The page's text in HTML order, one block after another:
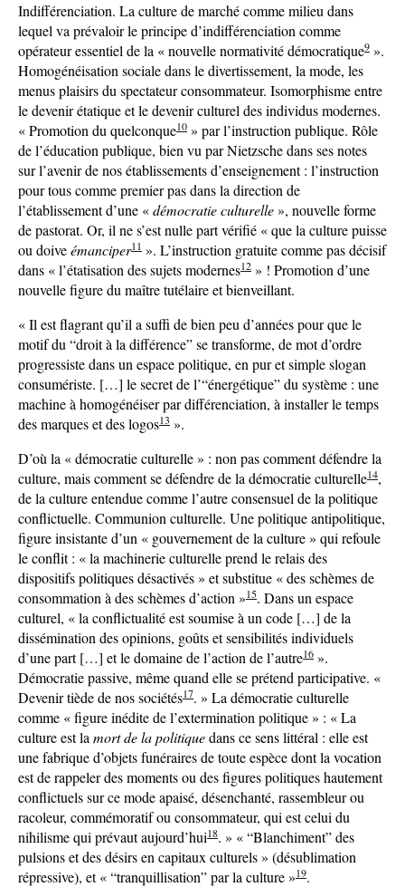
Indifférenciation. La culture de marché comme milieu dans
lequel va prévaloir le principe d’indifférenciation comme
opérateur essentiel de la « nouvelle normativité démocratique9 ».
Homogénéisation sociale dans le divertissement, la mode, les
menus plaisirs du spectateur consommateur. Isomorphisme entre
le devenir étatique et le devenir culturel des individus modernes.
« Promotion du quelconque10 » par l’instruction publique. Rôle
de l’éducation publique, bien vu par Nietzsche dans ses notes
sur l’avenir de nos établissements d’enseignement : l’instruction
pour tous comme premier pas dans la direction de
l’établissement d’une «démocratie culturelle», nouvelle forme
de pastorat. Or, il ne s’est nulle part vérifié « que la culture puisse
ou doiveémanciper11 ». L’instruction gratuite comme pas décisif
dans « l’étatisation des sujets modernes12 » ! Promotion d’une
nouvelle figure du maître tutélaire et bienveillant.
« Il est flagrant qu’il a suffi de bien peu d’années pour que le
motif du “droit à la différence” se transforme, de mot d’ordre
progressiste dans un espace politique, en pur et simple slogan
consumériste. […] le secret de l’“énergétique” du système : une
machine à homogénéiser par différenciation, à installer le temps
des marques et des logos13 ».
D’où la « démocratie culturelle » : non pas comment défendre la
culture, mais comment se défendre de la démocratie culturelle14,
de la culture entendue comme l’autre consensuel de la politique
conflictuelle. Communion culturelle. Une politique antipolitique,
figure insistante d’un « gouvernement de la culture » qui refoule
le conflit : « la machinerie culturelle prend le relais des
dispositifs politiques désactivés » et substitue « des schèmes de
consommation à des schèmes d’action »15. Dans un espace
culturel, « la conflictualité est soumise à un code […] de la
dissémination des opinions, goûts et sensibilités individuels
d’une part […] et le domaine de l’action de l’autre16 ».
Démocratie passive, même quand elle se prétend participative. «
Devenir tiède de nos sociétés17. » La démocratie culturelle
comme « figure inédite de l’extermination politique » : « La
culture est la mort de la politiquedans ce sens littéral : elle est
une fabrique d’objets funéraires de toute espèce dont la vocation
est de rappeler des moments ou des figures politiques hautement
conflictuels sur ce mode apaisé, désenchanté, rassembleur ou
racoleur, commémoratif ou consommateur, qui est celui du
nihilisme qui prévaut aujourd’hui18. » « “Blanchiment” des
pulsions et des désirs en capitaux culturels » (désublimation
répressive), et « “tranquillisation” par la culture »19.